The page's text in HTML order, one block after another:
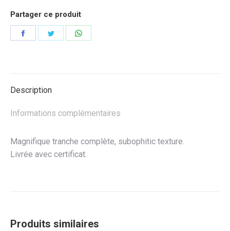
Partager ce produit
Partager Partager
Description
Informations complémentaires
Magnifique tranche complète, subophitic texture.
Livrée avec certificat.
Produits similaires